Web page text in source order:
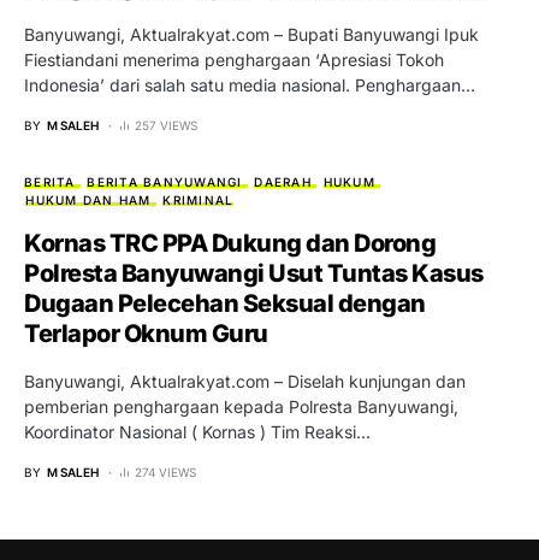
Banyuwangi, Aktualrakyat.com – Bupati Banyuwangi Ipuk
Fiestiandani menerima penghargaan ‘Apresiasi Tokoh
Indonesia’ dari salah satu media nasional. Penghargaan…
BY M SALEH 257 VIEWS
BERITA BERITA BANYUWANGI DAERAH
HUKUM
HUKUM DAN HAM
KRIMINAL
Kornas TRC PPA Dukung dan Dorong
Polresta Banyuwangi Usut Tuntas Kasus
Dugaan Pelecehan Seksual dengan
Terlapor Oknum Guru
Banyuwangi, Aktualrakyat.com – Diselah kunjungan dan
pemberian penghargaan kepada Polresta Banyuwangi,
Koordinator Nasional ( Kornas ) Tim Reaksi…
BY M SALEH 274 VIEWS